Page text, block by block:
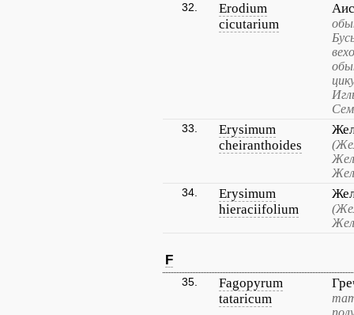
32.
Erodium
cicutarium
33.
Erysimum
cheiranthoides
34.
Erysimum
hieraciifolium
F
35.
Fagopyrum
tataricum